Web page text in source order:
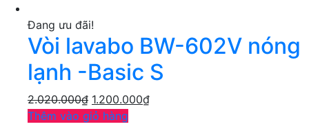
Đang ưu đãi!
Vòi lavabo BW-602V nóng
lạnh -Basic S
2.020.000₫ 1.200.000₫
Thêm vào giỏ hàng